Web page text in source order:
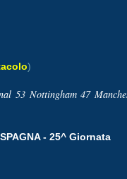
)
53 Nottingham 47
SPAGNA - 25^ Giornata